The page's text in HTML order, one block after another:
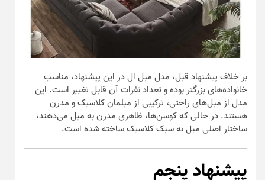
بر خلاف پیشنهاد قبل، مدل مبل ال در این پیشنهاد، مناسب
خانواده‌های بزرگتر بوده و تعداد نفرات آن قابل تغییر است. این
مدل از مبل‌های راحتی، ترکیبی از مبلمان کلاسیک و مدرن
هستند. در حالی که کوسن‌ها، ظاهری مدرن به مبل می‌دهند،
ساختار اصلی مبل به سبک کلاسیک ساخته شده است.
پیشنهاد پنجم